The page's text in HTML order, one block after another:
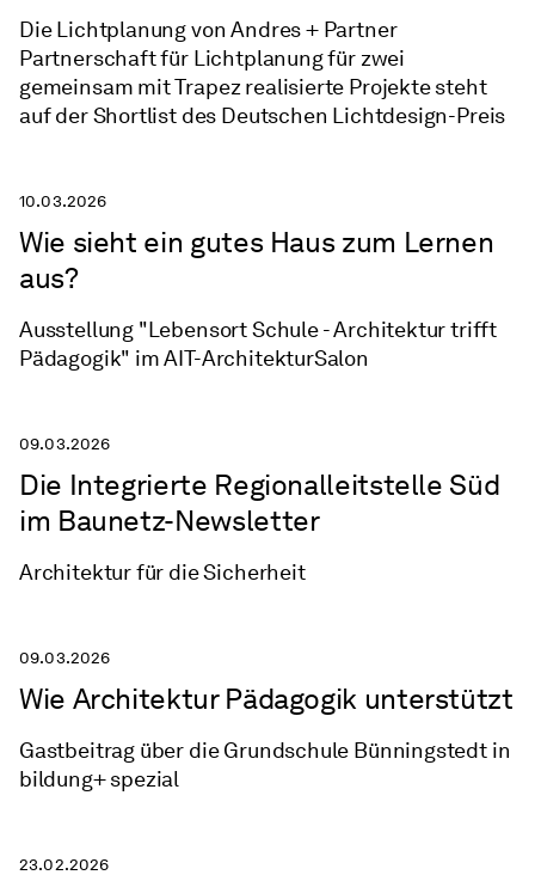
Die Lichtplanung von Andres + Partner
Partnerschaft für Lichtplanung für zwei
gemeinsam mit Trapez realisierte Projekte steht
auf der Shortlist des Deutschen Lichtdesign-Preis
10.03.2026
Wie sieht ein gutes Haus zum Lernen
aus?
Ausstellung "Lebensort Schule - Architektur trifft
Pädagogik" im AIT-ArchitekturSalon
09.03.2026
Die Integrierte Regionalleitstelle Süd
im Baunetz-Newsletter
Architektur für die Sicherheit
09.03.2026
Wie Architektur Pädagogik unterstützt
Gastbeitrag über die Grundschule Bünningstedt in
bildung+ spezial
23.02.2026